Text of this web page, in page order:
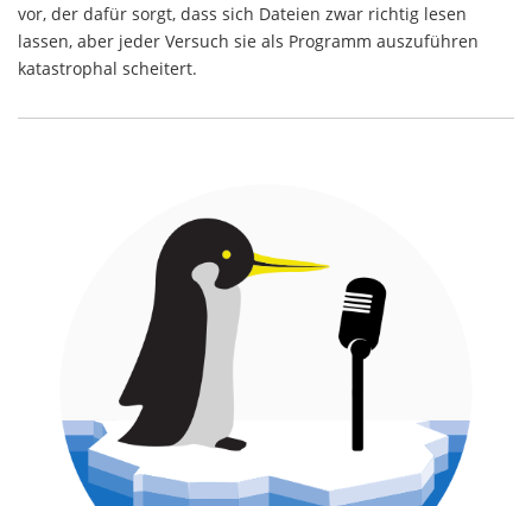
vor, der dafür sorgt, dass sich Dateien zwar richtig lesen
lassen, aber jeder Versuch sie als Programm auszuführen
katastrophal scheitert.